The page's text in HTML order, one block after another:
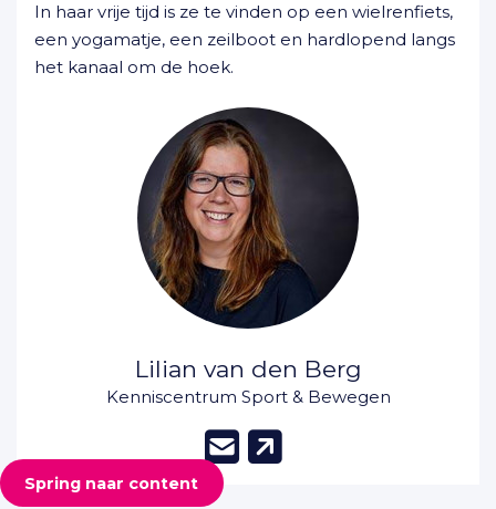
Spring naar content
In haar vrije tijd is ze te vinden op een wielrenfiets,
een yogamatje, een zeilboot en hardlopend langs
het kanaal om de hoek.
Lilian van den Berg
Kenniscentrum Sport & Bewegen
(opent in
(opent in